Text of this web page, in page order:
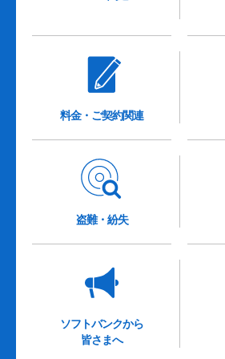
料金・ご契約関連
盗難・紛失
ソフトバンクから
皆さまへ